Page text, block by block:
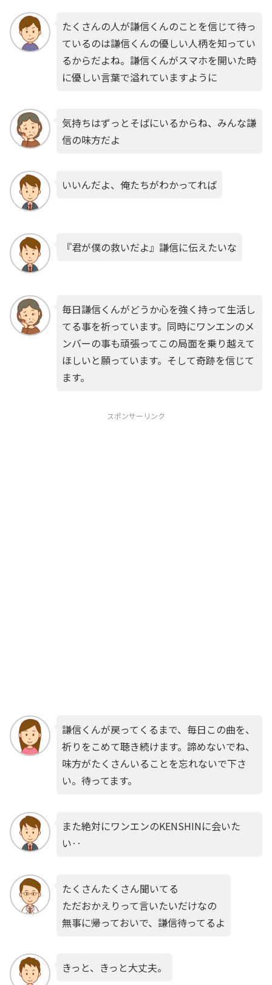
たくさんの人が謙信くんのことを信じて待っ
ているのは謙信くんの優しい人柄を知ってい
るからだよね。謙信くんがスマホを開いた時
に優しい言葉で溢れていますように
気持ちはずっとそばにいるからね、みんな謙
信の味方だよ
いいんだよ、俺たちがわかってれば
『君が僕の救いだよ』謙信に伝えたいな
毎日謙信くんがどうか心を強く持って生活し
てる事を祈っています。同時にワンエンのメ
ンバーの事も頑張ってこの局面を乗り越えて
ほしいと願っています。そして奇跡を信じて
ます。
スポンサーリンク
謙信くんが戻ってくるまで、毎日この曲を、
祈りをこめて聴き続けます。諦めないでね、
味方がたくさんいることを忘れないで下さ
い。待ってます。
また絶対にワンエンのKENSHINに会いた
い‥
たくさんたくさん聞いてる
ただおかえりって言いたいだけなの
無事に帰っておいで、謙信待ってるよ
きっと、きっと大丈夫。